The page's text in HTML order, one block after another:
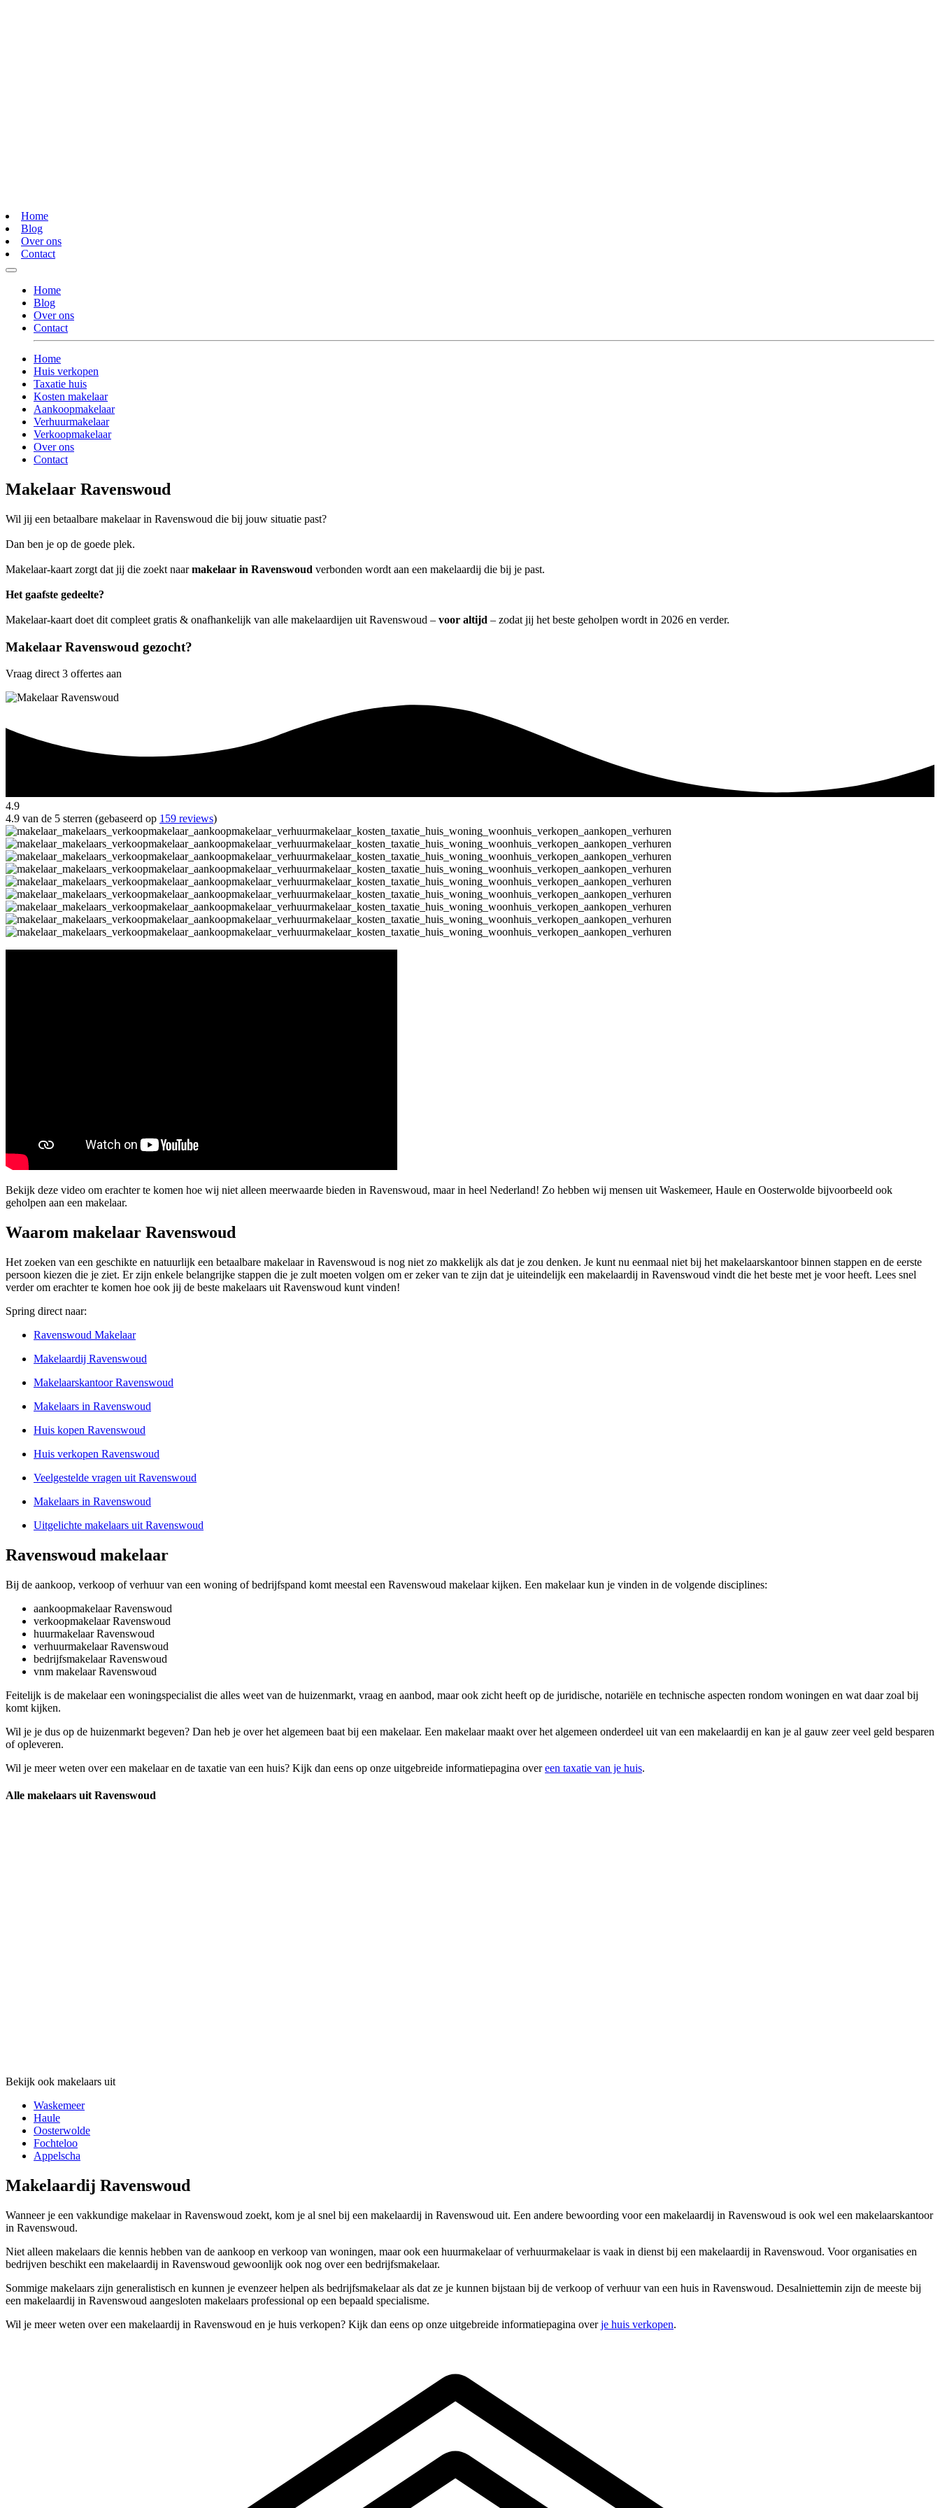
Home
Blog
Over ons
Contact
Home
Blog
Over ons
Contact
Home
Huis verkopen
Taxatie huis
Kosten makelaar
Aankoopmakelaar
Verhuurmakelaar
Verkoopmakelaar
Over ons
Contact
Makelaar Ravenswoud
Wil jij een betaalbare makelaar in Ravenswoud die bij jouw situatie past?
Dan ben je op de goede plek.
Makelaar-kaart zorgt dat jij die zoekt naarmakelaar in Ravenswoud verbonden wordt aan een makelaardij die bij je past.
Het gaafste gedeelte?
Makelaar-kaart doet dit compleet gratis & onafhankelijk van alle makelaardijen uit Ravenswoud – voor altijd – zodat jij het beste geholpen wordt in 2026 en verder.
Makelaar Ravenswoud gezocht?
Vraag direct 3 offertes aan
4.9
4.9 van de 5 sterren (gebaseerd op 159 reviews)
Bekijk deze video om erachter te komen hoe wij niet alleen meerwaarde bieden in Ravenswoud, maar in heel Nederland! Zo hebben wij mensen uit Waskemeer, Haule en Oosterwolde bijvoorbeeld ook
geholpen aan een makelaar.
Waarom makelaar Ravenswoud
Het zoeken van een geschikte en natuurlijk een betaalbare makelaar in Ravenswoud is nog niet zo makkelijk als dat je zou denken. Je kunt nu eenmaal niet bij het makelaarskantoor binnen stappen en de eerste
persoon kiezen die je ziet. Er zijn enkele belangrijke stappen die je zult moeten volgen om er zeker van te zijn dat je uiteindelijk een makelaardij in Ravenswoud vindt die het beste met je voor heeft. Lees snel
verder om erachter te komen hoe ook jij de beste makelaars uit Ravenswoud kunt vinden!
Spring direct naar:
Ravenswoud Makelaar
Makelaardij Ravenswoud
Makelaarskantoor Ravenswoud
Makelaars in Ravenswoud
Huis kopen Ravenswoud
Huis verkopen Ravenswoud
Veelgestelde vragen uit Ravenswoud
Makelaars in Ravenswoud
Uitgelichte makelaars uit Ravenswoud
Ravenswoud makelaar
Bij de aankoop, verkoop of verhuur van een woning of bedrijfspand komt meestal een Ravenswoud makelaar kijken. Een makelaar kun je vinden in de volgende disciplines:
aankoopmakelaar Ravenswoud
verkoopmakelaar Ravenswoud
huurmakelaar Ravenswoud
verhuurmakelaar Ravenswoud
bedrijfsmakelaar Ravenswoud
vnm makelaar Ravenswoud
Feitelijk is de makelaar een woningspecialist die alles weet van de huizenmarkt, vraag en aanbod, maar ook zicht heeft op de juridische, notariële en technische aspecten rondom woningen en wat daar zoal bij
komt kijken.
Wil je je dus op de huizenmarkt begeven? Dan heb je over het algemeen baat bij een makelaar. Een makelaar maakt over het algemeen onderdeel uit van een makelaardij en kan je al gauw zeer veel geld besparen
of opleveren.
Wil je meer weten over een makelaar en de taxatie van een huis? Kijk dan eens op onze uitgebreide informatiepagina overeen taxatie van je huis.
Alle makelaars uit Ravenswoud
Bekijk ook makelaars uit
Waskemeer
Haule
Oosterwolde
Fochteloo
Appelscha
Makelaardij Ravenswoud
Wanneer je een vakkundige makelaar in Ravenswoud zoekt, kom je al snel bij een makelaardij in Ravenswoud uit. Een andere bewoording voor een makelaardij in Ravenswoud is ook wel een makelaarskantoor
in Ravenswoud.
Niet alleen makelaars die kennis hebben van de aankoop en verkoop van woningen, maar ook een huurmakelaar of verhuurmakelaar is vaak in dienst bij een makelaardij in Ravenswoud. Voor organisaties en
bedrijven beschikt een makelaardij in Ravenswoud gewoonlijk ook nog over een bedrijfsmakelaar.
Sommige makelaars zijn generalistisch en kunnen je evenzeer helpen als bedrijfsmakelaar als dat ze je kunnen bijstaan bij de verkoop of verhuur van een huis in Ravenswoud. Desalniettemin zijn de meeste bij
een makelaardij in Ravenswoud aangesloten makelaars professional op een bepaald specialisme.
Wil je meer weten over een makelaardij in Ravenswoud en je huis verkopen? Kijk dan eens op onze uitgebreide informatiepagina overje huis verkopen.